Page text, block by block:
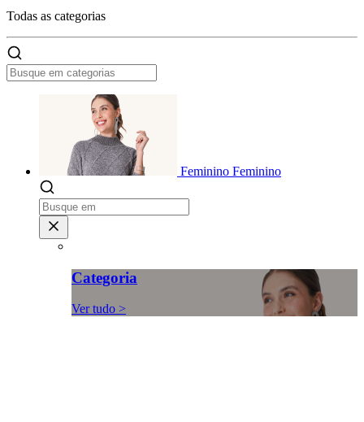
Todas as categorias
Feminino Feminino
Categoria
Ver tudo >